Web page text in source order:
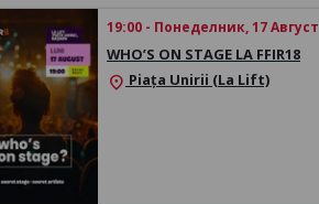
19:00 - Понеделник, 17 Август
WHO’S ON STAGE LA FFIR18
location_on Piața Unirii (La Lift)